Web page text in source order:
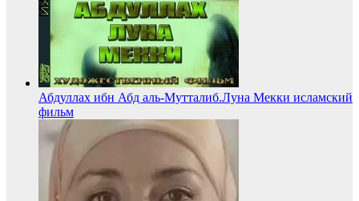
Абдуллах ибн Абд аль-Мутталиб.Луна Мекки исламский
фильм